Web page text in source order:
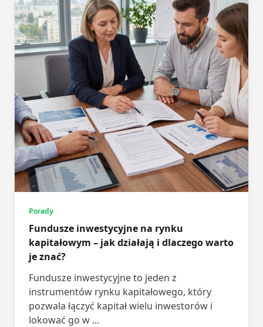
Porady
Fundusze inwestycyjne na rynku
kapitałowym – jak działają i dlaczego warto
je znać?
Fundusze inwestycyjne to jeden z
instrumentów rynku kapitałowego, który
pozwala łączyć kapitał wielu inwestorów i
lokować go w ...